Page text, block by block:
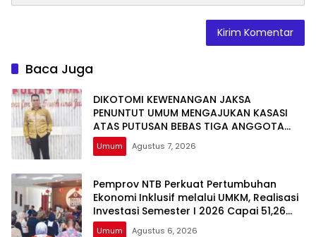
Baca Juga
DIKOTOMI KEWENANGAN JAKSA
PENUNTUT UMUM MENGAJUKAN KASASI
ATAS PUTUSAN BEBAS TIGA ANGGOTA
DPRD NTB DALAM PERKARA TINDAK PIDANA
GRATIFIKASI
Umum Agustus 7, 2026
Pemprov NTB Perkuat Pertumbuhan
Ekonomi Inklusif melalui UMKM, Realisasi
Investasi Semester I 2026 Capai 51,26
Persen
Umum Agustus 6, 2026